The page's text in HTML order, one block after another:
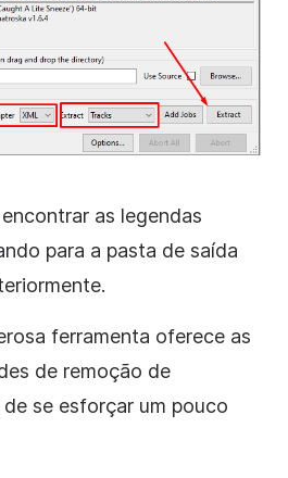
as legendas
para a pasta de saída
ferramenta oferece as
de remoção de
se esforçar um pouco